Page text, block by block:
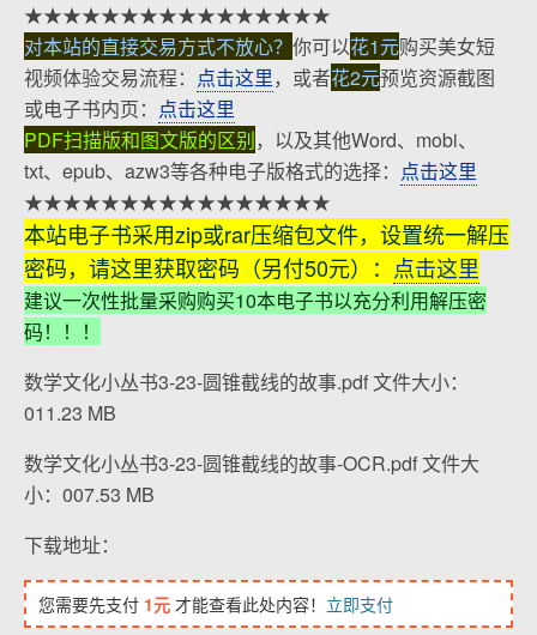
★★★★★★★★★★★★★★★★
对本站的直接交易方式不放心？ 你可以花1元购买美女短
视频体验交易流程： 点击这里，或者花2元预览资源截图
或电子书内页： 点击这里
PDF扫描版和图文版的区别，以及其他Word、mobi、
txt、epub、azw3等各种电子版格式的选择： 点击这里
★★★★★★★★★★★★★★★★
本站电子书采用zip或rar压缩包文件，设置统一解压
密码，请这里获取密码（另付50元）： 点击这里
建议一次性批量采购购买10本电子书以充分利用解压密
码！！！
数学文化小丛书3-23-圆锥截线的故事.pdf 文件大小：
011.23 MB
数学文化小丛书3-23-圆锥截线的故事-OCR.pdf 文件大
小：007.53 MB
下载地址：
您需要先支付 1元 才能查看此处内容！ 立即支付